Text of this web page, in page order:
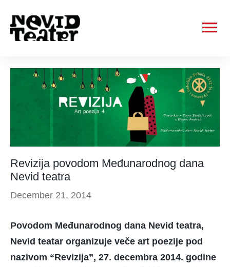
Revizija povodom Međunarodnog dana
Nevid teatra
December 21, 2014
Povodom Međunarodnog dana Nevid teatra,
Nevid teatar organizuje veče art poezije pod
nazivom “Revizija”, 27. decembra 2014. godine